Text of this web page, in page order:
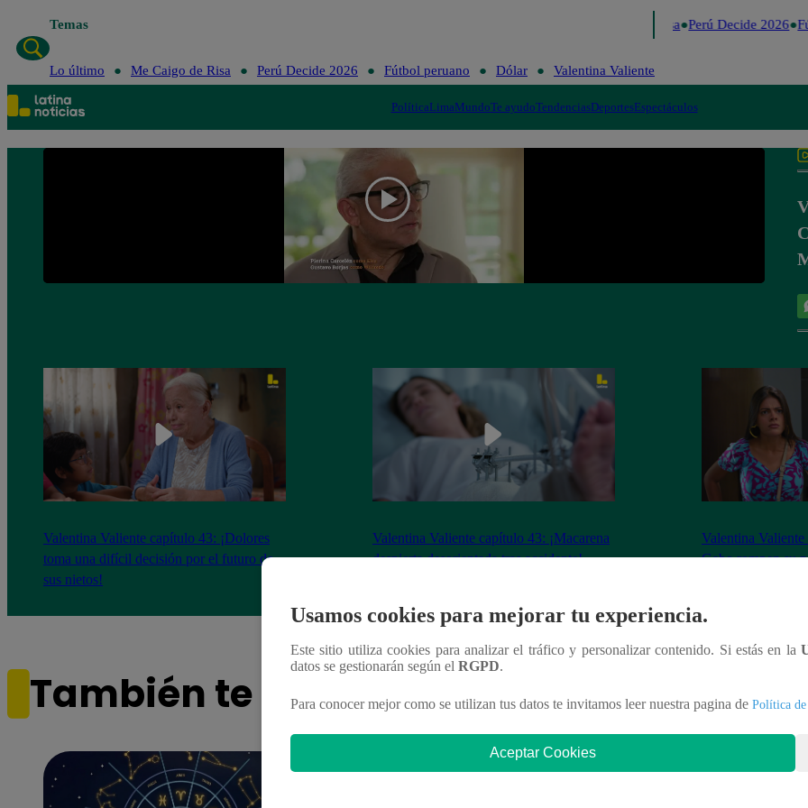
Temas Me Caigo de Risa Perú Decide 2026
Lo último Me Caigo de Risa Perú Decide 2026 Fútbol peruano Dólar Valentina Valiente
PolíticaLimaMundoTe ayudoTendenciasDeportesEspectáculos
Valentina Valiente capítulo 43: ¡Dolores
toma una difícil decisión por el futuro de
sus nietos!
Valentina Valiente capítulo 43: ¡Macarena
despierta desorientada tras accidente!
Valentina
Gabo rompen su
También te puede interesar
Usamos cookies para mejorar tu experiencia.
Este sitio utiliza cookies para analizar el tráfico y personalizar contenido. Si estás en la
datos se gestionarán según el RGPD.
Para conocer mejor como se utilizan tus datos te invitamos leer nuestra pagina de Política
Aceptar Cookies